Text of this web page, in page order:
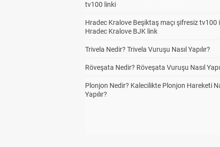
tv100 linki
Hradec Kralove Beşiktaş maçı şifresiz tv100
Hradec Kralove BJK link
Trivela Nedir? Trivela Vuruşu Nasıl Yapılır?
Röveşata Nedir? Röveşata Vuruşu Nasıl
Plonjon Nedir? Kalecilikte Plonjon Hareketi
Yapılır?